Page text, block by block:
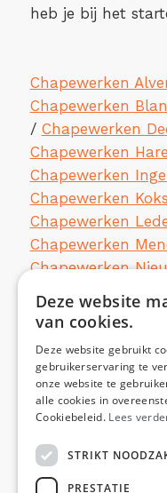
heb je bij het
Chapewerken
Chapewerken
/ Chapewerken
Chapewerken
Chapewerken
Chapewerken
Chapewerken
Chapewerken
Chapewerken
/Chapewerken
Chapewerken
Deze website
van cookies.
Deze website gebruikt
gebruikerservaring te
onze website te
alle cookies in
Cookiebeleid. Lees
STRIKT
PRESTATIE